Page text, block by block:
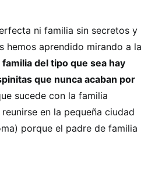
ni familia sin secretos y
hemos aprendido mirando a la
del tipo que sea hay
que nunca acaban por
sucede con la familia
en la pequeña ciudad
porque el padre de familia